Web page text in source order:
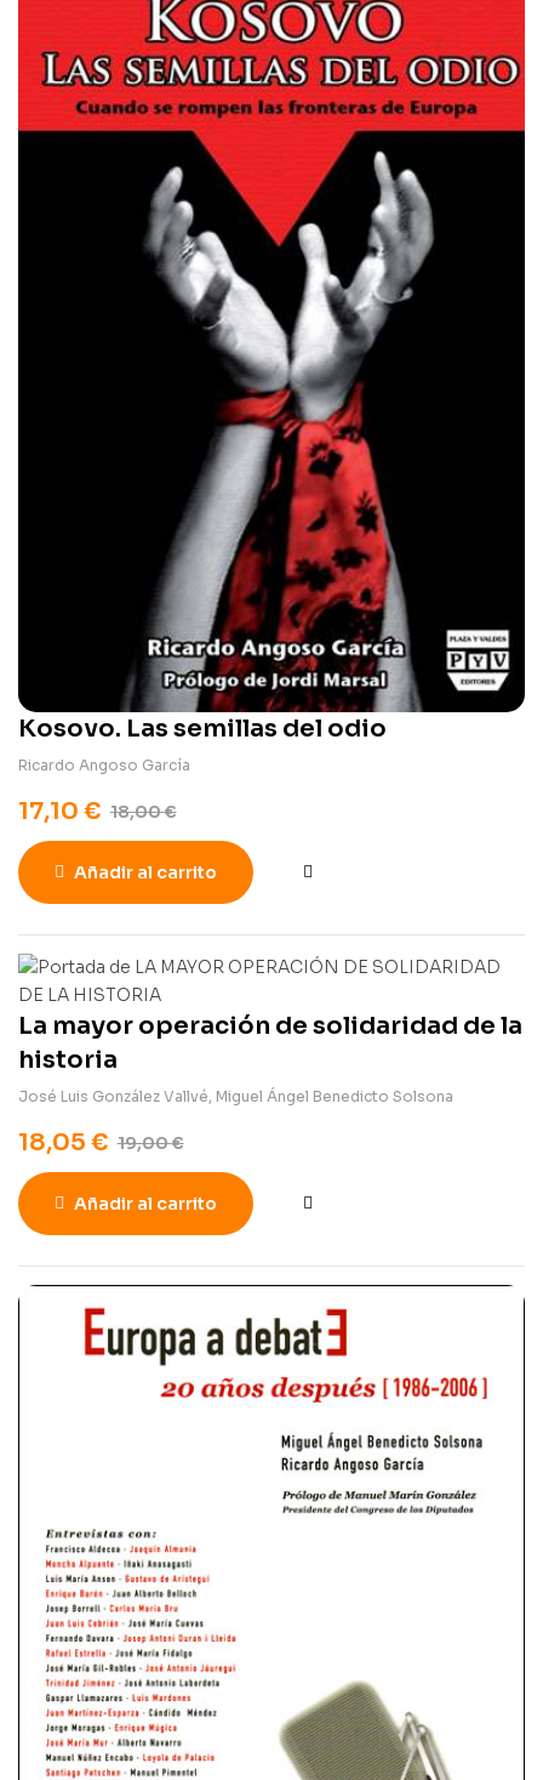
Kosovo. Las semillas del odio
Ricardo Angoso García
18,00€
17,10 €
Añadir al carrito
La mayor operación de solidaridad de la
historia
José Luis González Vallvé, Miguel Ángel Benedicto Solsona
19,00€
18,05 €
Añadir al carrito